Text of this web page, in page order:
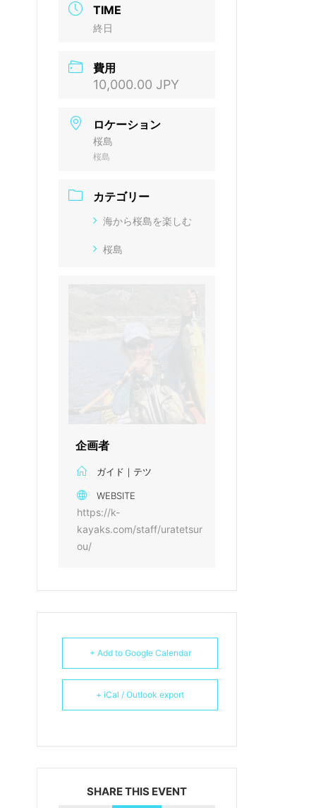
TIME
終日
費用
10,000.00 JPY
ロケーション
桜島
桜島
カテゴリー
海から桜島を楽しむ
桜島
企画者
ガイド｜テツ
WEBSITE
https://k-
kayaks.com/staff/uratetsur
ou/
+ Add to Google Calendar
+ iCal / Outlook export
SHARE THIS EVENT